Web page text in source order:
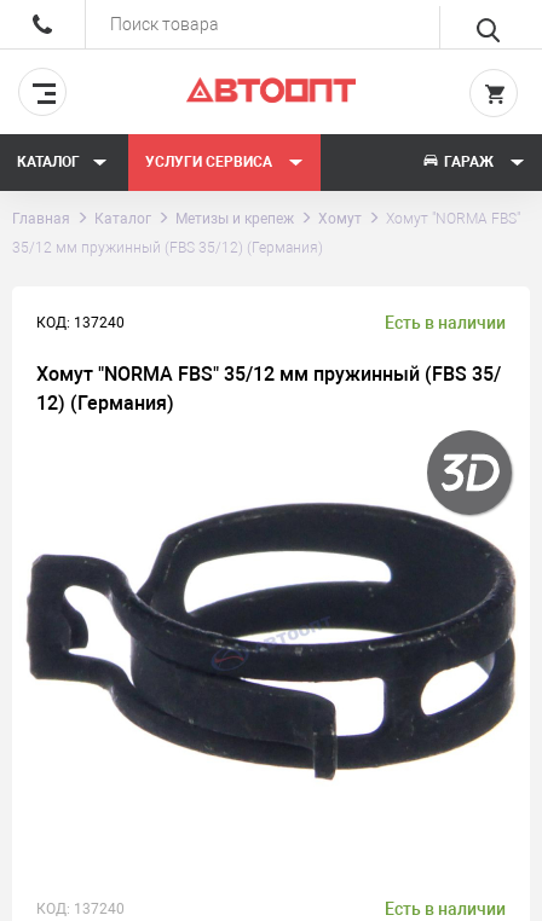
КАТАЛОГ УСЛУГИ СЕРВИСА ГАРАЖ
Главная Каталог Метизы и крепеж Хомут
Хомут "NORMA FBS"
35/12 мм пружинный (FBS 35/12) (Германия)
КОД: 137240 Есть в наличии
Хомут "NORMA FBS" 35/12 мм пружинный (FBS 35/
12) (Германия)
КОД: 137240 Есть в наличии